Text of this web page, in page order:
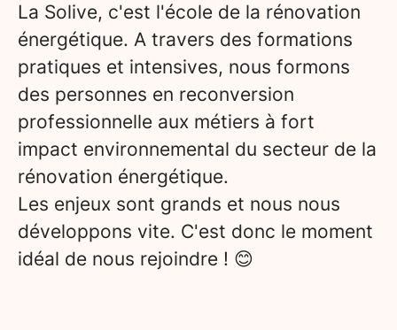
La Solive, c'est l'école de la rénovation
énergétique. A travers des formations
pratiques et intensives, nous formons
des personnes en reconversion
professionnelle aux métiers à fort
impact environnemental du secteur de la
rénovation énergétique.
Les enjeux sont grands et nous nous
développons vite. C'est donc le moment
idéal de nous rejoindre ! 😊